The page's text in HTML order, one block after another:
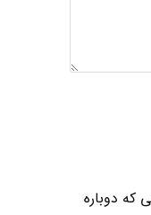
که دوباره